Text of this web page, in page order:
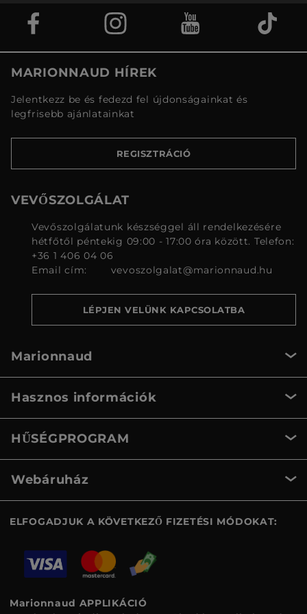
MARIONNAUD HÍREK
Jelentkezz be és fedezd fel újdonságainkat és
legfrisebb ajánlatainkat
REGISZTRÁCIÓ
VEVŐSZOLGÁLAT
Vevőszolgálatunk készséggel áll rendelkezésére
hétfőtől péntekig 09:00 - 17:00 óra között. Telefon:
+36 1 406 04 06
Email cím:
vevoszolgalat@marionnaud.hu
LÉPJEN VELÜNK KAPCSOLATBA
Marionnaud
Hasznos információk
HŰSÉGPROGRAM
Webáruház
ELFOGADJUK A KÖVETKEZŐ FIZETÉSI MÓDOKAT:
Marionnaud APPLIKÁCIÓ